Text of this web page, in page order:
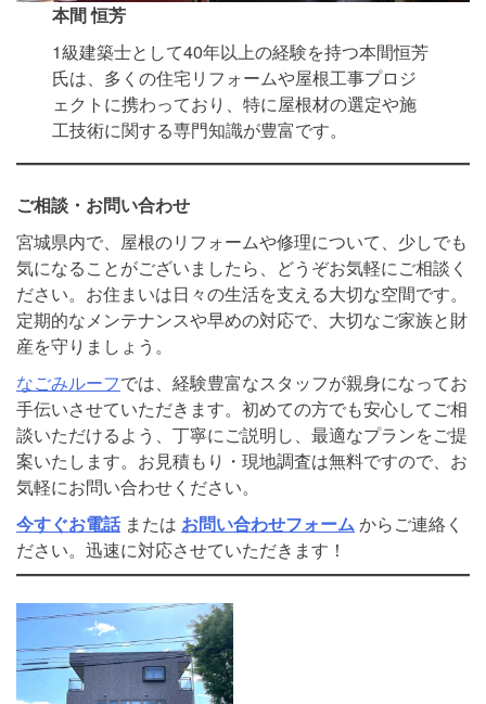
本間 恒芳
1級建築士として40年以上の経験を持つ本間恒芳
氏は、多くの住宅リフォームや屋根工事プロジ
ェクトに携わっており、特に屋根材の選定や施
工技術に関する専門知識が豊富です。
ご相談・お問い合わせ
宮城県内で、屋根のリフォームや修理について、少しでも
気になることがございましたら、どうぞお気軽にご相談く
ださい。お住まいは日々の生活を支える大切な空間です。
定期的なメンテナンスや早めの対応で、大切なご家族と財
産を守りましょう。
なごみルーフでは、経験豊富なスタッフが親身になってお
手伝いさせていただきます。初めての方でも安心してご相
談いただけるよう、丁寧にご説明し、最適なプランをご提
案いたします。お見積もり・現地調査は無料ですので、お
気軽にお問い合わせください。
今すぐお電話または お問い合わせフォームからご連絡く
ださい。迅速に対応させていただきます！